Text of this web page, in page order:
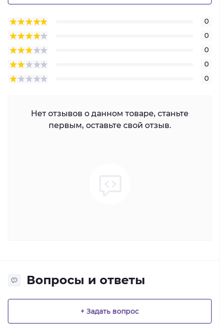
0
0
0
0
0
Нет отзывов о данном товаре, станьте
первым, оставьте свой отзыв.
Вопросы и ответы
+ Задать вопрос